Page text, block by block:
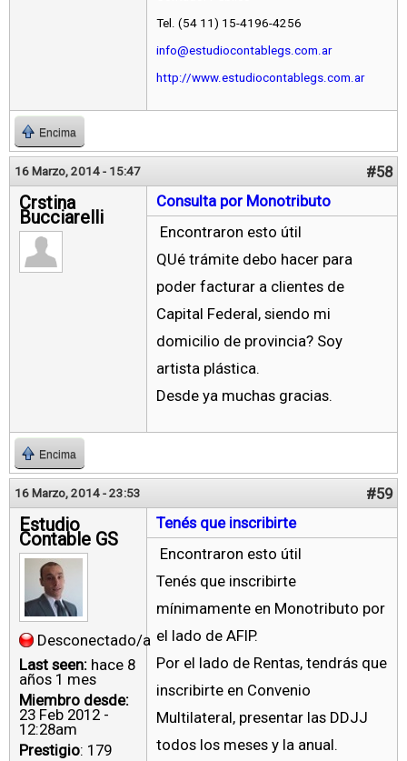
Tel. (54 11) 15-4196-4256
info@estudiocontablegs.com.ar
http://www.estudiocontablegs.com.ar
Encima
16 Marzo, 2014 - 15:47 #58
Crstina
Bucciarelli
Consulta por Monotributo
Encontraron esto útil
QUé trámite debo hacer para
poder facturar a clientes de
Capital Federal, siendo mi
domicilio de provincia? Soy
artista plástica.
Desde ya muchas gracias.
Encima
16 Marzo, 2014 - 23:53 #59
Estudio
Contable GS
Desconectado/a
Last seen: hace 8
años 1 mes
Miembro desde:
23 Feb 2012 -
12:28am
Prestigio: 179
Tenés que inscribirte
Encontraron esto útil
Tenés que inscribirte
mínimamente en Monotributo por
el lado de AFIP.
Por el lado de Rentas, tendrás que
inscribirte en Convenio
Multilateral, presentar las DDJJ
todos los meses y la anual.